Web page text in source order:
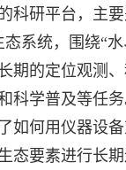
科研平台，主
系统，围绕“
期的定位观测
科学普及等任
如何用仪器设
态要素进行长